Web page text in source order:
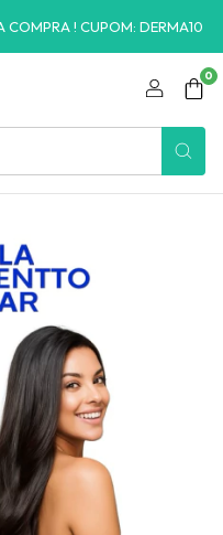
! CUPOM: DERMA10
0